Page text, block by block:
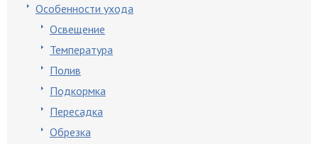
Особенности ухода
Освещение
Температура
Полив
Подкормка
Пересадка
Обрезка